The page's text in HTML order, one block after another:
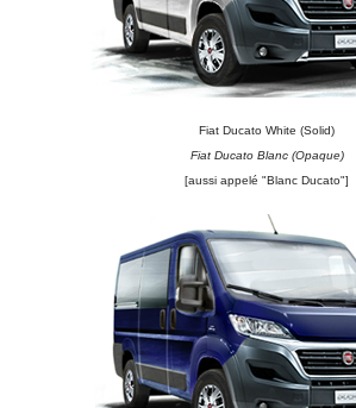
Fiat Ducato White (Solid)
Fiat Ducato Blanc (Opaque)
[aussi appelé "Blanc Ducato"]